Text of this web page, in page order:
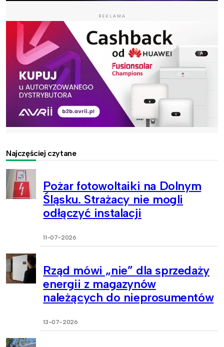
REKLAMA
Najczęściej czytane
Pożar fotowoltaiki na Dolnym
Śląsku. Strażacy nie mogli
odłączyć instalacji
11-07-2026
Rząd mówi „nie” dla sprzedaży
energii z magazynów
należących do nieprosumentów
13-07-2026